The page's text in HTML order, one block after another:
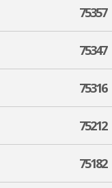
75357
75347
75316
75212
75182